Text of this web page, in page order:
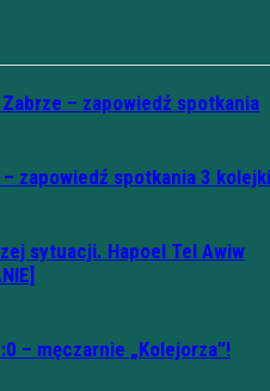
– zapowiedź spotkania
zapowiedź spotkania 3 kolejki
sytuacji. Hapoel Tel Awiw
– męczarnie „Kolejorza”!